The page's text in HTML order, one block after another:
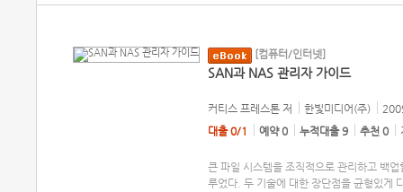
[컴퓨터/인터넷]
SAN과 NAS 관리자 가이드
커티스 프레스톤 저 한빛미디어(주)
대출 0/1
예약 0 누적대출 9 추천 0
큰 파일 시스템을 조직적으로 관리하고 백
루었다. 두 기술에 대한 장단점을 균형있게